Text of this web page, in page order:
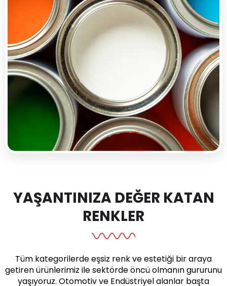
YAŞANTINIZA DEĞER KATAN
RENKLER
Tüm kategorilerde eşsiz renk ve estetiği bir araya
getiren ürünlerimiz ile sektörde öncü olmanın gururunu
yaşıyoruz. Otomotiv ve Endüstriyel alanlar başta